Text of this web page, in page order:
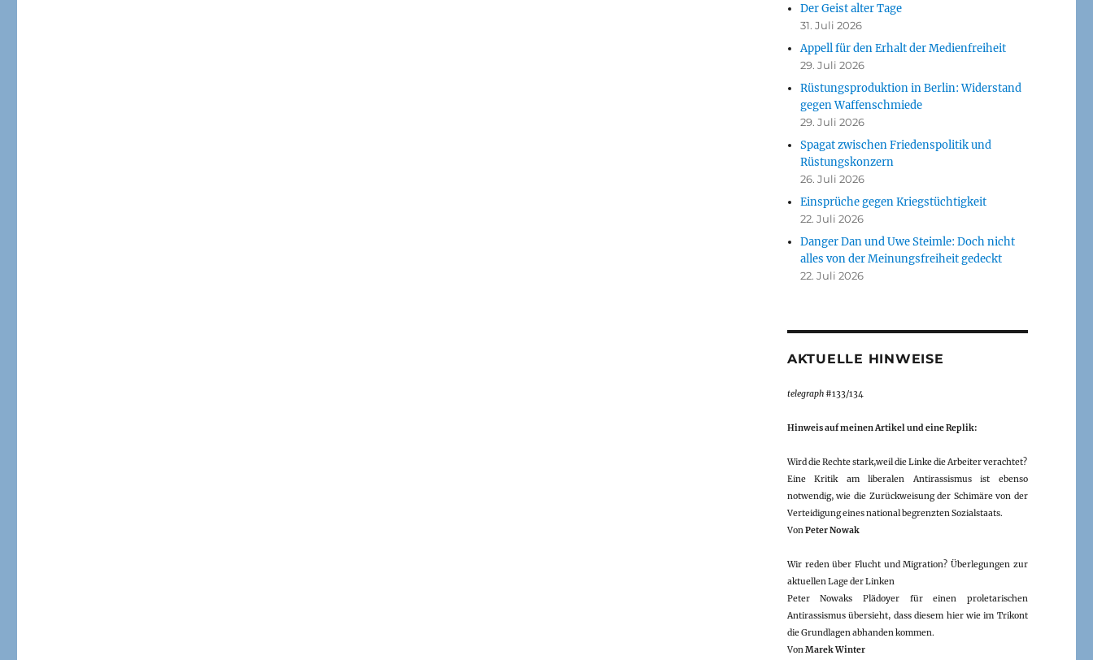
Der Geist alter Tage
31. Juli 2026
Appell für den Erhalt der Medienfreiheit
29. Juli 2026
Rüstungsproduktion in Berlin: Widerstand
gegen Waffenschmiede
29. Juli 2026
Spagat zwischen Friedenspolitik und
Rüstungskonzern
26. Juli 2026
Einsprüche gegen Kriegstüchtigkeit
22. Juli 2026
Danger Dan und Uwe Steimle: Doch nicht
alles von der Meinungsfreiheit gedeckt
22. Juli 2026
AKTUELLE HINWEISE
telegraph#133/134
Hinweis auf meinen Artikel und eine Replik:
Wird die Rechte stark,weil die Linke die Arbeiter verachtet?
Eine Kritik am liberalen Antirassismus ist ebenso
notwendig, wie die Zurückweisung der Schimäre von der
Verteidigung eines national begrenzten Sozialstaats.
VonPeter Nowak
Wir reden über Flucht und Migration? Überlegungen zur
aktuellen Lage der Linken
Peter Nowaks Plädoyer für einen proletarischen
Antirassismus übersieht, dass diesem hier wie im Trikont
die Grundlagen abhanden kommen.
VonMarek Winter